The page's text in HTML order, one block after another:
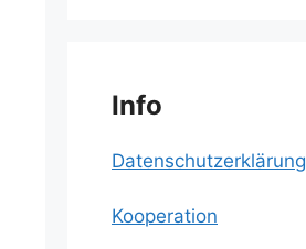
Info
Datenschutzerklärung
Kooperation